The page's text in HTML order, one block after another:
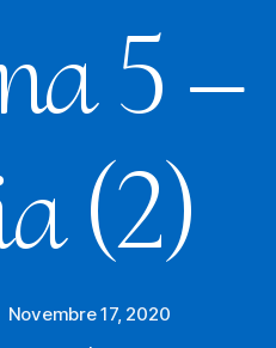
5 –
(2)
Novembre 17, 2020